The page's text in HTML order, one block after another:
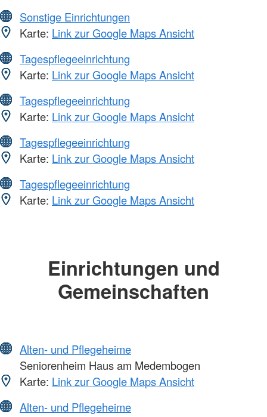
Sonstige Einrichtungen
Karte: Link zur Google Maps Ansicht
Tagespflegeeinrichtung
Karte: Link zur Google Maps Ansicht
Tagespflegeeinrichtung
Karte: Link zur Google Maps Ansicht
Tagespflegeeinrichtung
Karte: Link zur Google Maps Ansicht
Tagespflegeeinrichtung
Karte: Link zur Google Maps Ansicht
Einrichtungen und
Gemeinschaften
Alten- und Pflegeheime
Seniorenheim Haus am Medembogen
Karte: Link zur Google Maps Ansicht
Alten- und Pflegeheime